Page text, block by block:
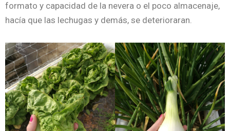
formato y capacidad de la nevera o el poco almacenaje,
hacía que las lechugas y demás, se deterioraran.